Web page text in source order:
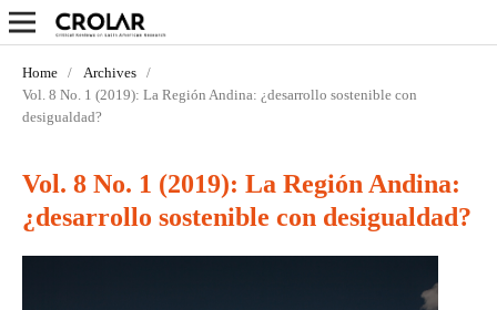
Home / Archives
/
Vol. 8 No. 1 (2019): La Región Andina: ¿desarrollo sostenible con
desigualdad?
Vol. 8 No. 1 (2019): La Región Andina:
¿desarrollo sostenible con desigualdad?